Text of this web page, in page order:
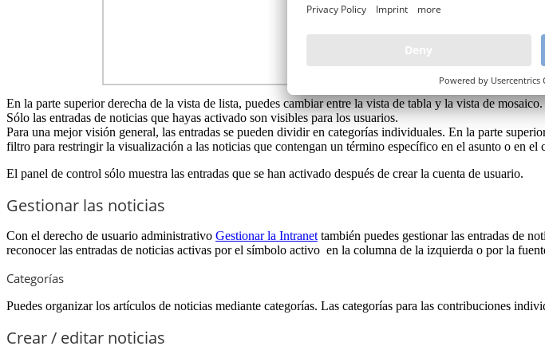
En la parte superior derecha de la vista de lista, puedes cambiar entre la vista de tabla y la vista de mosaico.
Sólo las entradas de noticias que hayas activado son visibles para los usuarios.
Para una mejor visión general, las entradas se pueden dividir en categorías individuales. En la parte
filtro para restringir la visualización a las noticias que contengan un término específico en el asunto o en el
El panel de control sólo muestra las entradas que se han activado después de crear la cuenta de usuario.
Gestionar las noticias
Con el derecho de usuario administrativo Gestionar la Intranettambién puedes gestionar las entradas de
reconocer las entradas de noticias activas por el símbolo activo en la columna de la izquierda o por la
Categorías
Puedes organizar los artículos de noticias mediante categorías. Las categorías para las contribuciones
Crear / editar noticias